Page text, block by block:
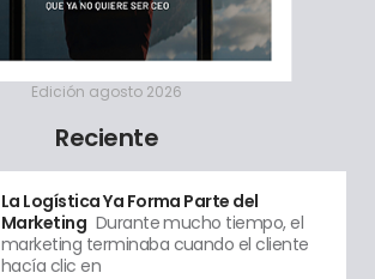
Edición agosto 2026
Reciente
La Logística Ya Forma Parte del
Marketing Durante mucho tiempo, el
marketing terminaba cuando el cliente
hacía clic en